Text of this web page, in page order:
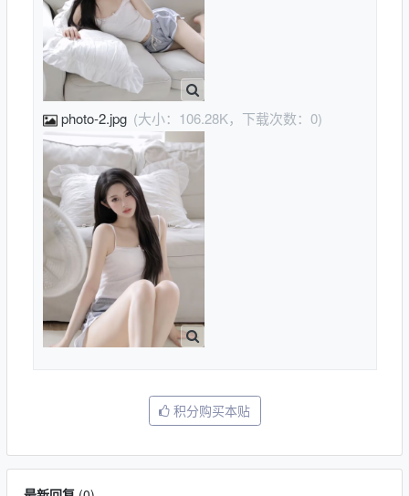
photo-2.jpg (大小：106.28K，下载次数：0)
积分购买本贴